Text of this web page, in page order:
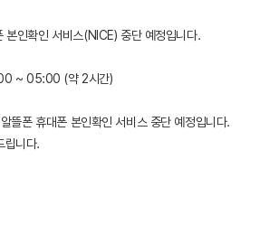
본인확인 서비스(NICE) 중단 예정입니다.
~ 05:00 (약 2시간)
뜰폰 휴대폰 본인확인 서비스 중단 예정입니다.
립니다.